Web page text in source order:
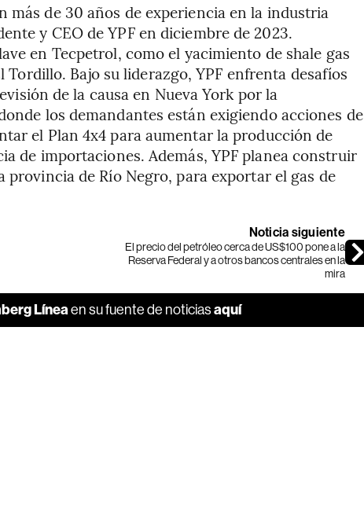
de 30 años de experiencia en la industria
y CEO de YPF en diciembre de 2023.
en Tecpetrol, como el yacimiento de shale gas
Bajo su liderazgo, YPF enfrenta desafíos
de la causa en Nueva York por la
los demandantes están exigiendo acciones de
el Plan 4x4 para aumentar la producción de
de importaciones. Además, YPF planea construir
de Río Negro, para exportar el gas de
Noticia siguiente
El precio del petróleo cerca de US$100 pone a la
Reserva Federal y a otros bancos centrales en la
mira
Líneaen su fuente de noticiasaquí